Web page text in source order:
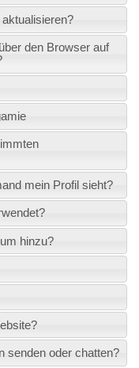
den Browser auf
mein Profil sieht?
hinzu?
senden oder chatten?